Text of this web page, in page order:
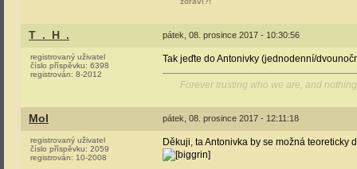
T_._H_. pátek, 08. prosince 2017 - 10:30:56
registrovaný uživatel
číslo příspěvku: 6398
registrován: 8-2012
Tak jeďte do Antonivky (jednodenní/
Forever trusting who we are, and
Mol pátek, 08. prosince 2017 - 12:11:18
registrovaný uživatel
číslo příspěvku: 2059
registrován: 10-2008
Děkuji, ta Antonivka by se možná teoreticky